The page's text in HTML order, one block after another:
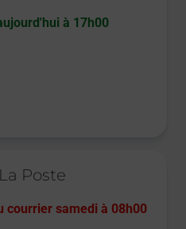
à 17h00
Poste
courrier samedi à 08h00